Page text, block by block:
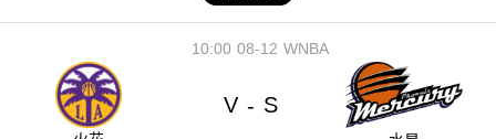
08-12
10:00 WNBA
V - S